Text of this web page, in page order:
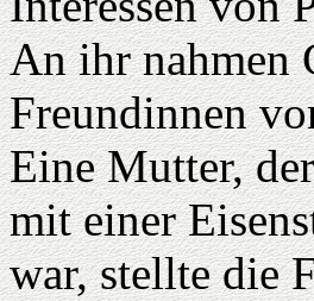
An ihr nahmen
Freundinnen
Eine Mutter,
mit einer
war, stellte die